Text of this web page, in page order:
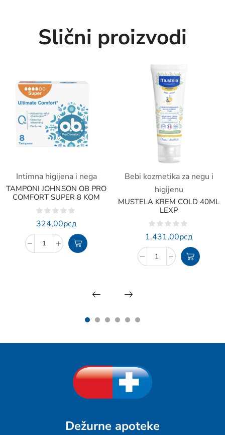
Slični proizvodi
Intimna higijena i nega
TAMPONI JOHNSON OB PRO
COMFORT SUPER 8 KOM
324,00рсд
Bebi kozmetika za negu i
higijenu
MUSTELA KREM COLD 40ML
LEXP
1.431,00рсд
Dežurne apoteke